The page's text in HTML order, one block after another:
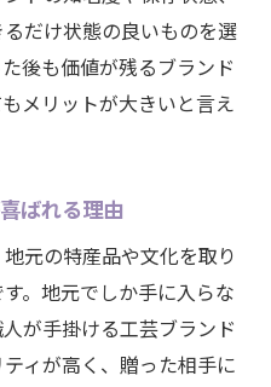
だけ状態の良いものを選
後も価値が残るブランド
メリットが大きいと言え
ばれる理由
元の特産品や文化を取り
。地元でしか手に入らな
が手掛ける工芸ブランド
ィが高く、贈った相手に